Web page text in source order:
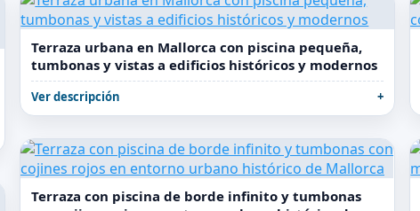
Terraza urbana en Mallorca con piscina pequeña,
tumbonas y vistas a edificios históricos y modernos
Ver descripción
Terraza con piscina de borde infinito y tumbonas